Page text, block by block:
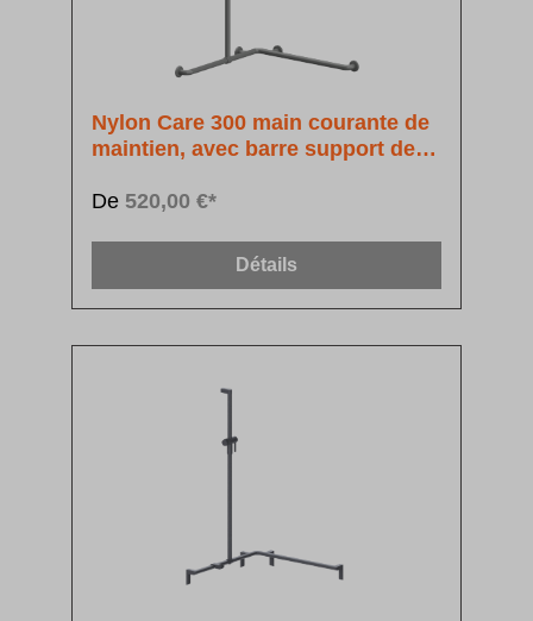
Nylon Care 300 main courante de
maintien, avec barre support de
De 520,00 €*
Détails